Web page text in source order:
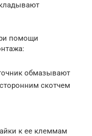
помощи
обмазывают
скотчем
к ее клеммам